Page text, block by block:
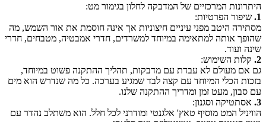
היתרונות המרכזיים של המדבקה לחלון בגימור מט:
1. שיפור הפרטיות:
מסתירה היטב מפני עיניים חיצוניות אך אינה חוסמת את אור השמש, מה
שהופך אותה למתאימה במיוחד למשרדים, חדרי אמבטיה, מטבחים, חדרי
שינה ועוד.
2. קלות השימוש:
גם אם מעולם לא עבדת עם מדבקות, תהליך ההתקנה פשוט במיוחד,
בזכות הכלי המיוחד עם קצה לבד שמגיע בערכה. כל מה שנדרש הוא מים
עם סבון, מעט זמן ומדריך ההתקנה שלנו.
3. אסתטיקה וסגנון:
הוויניל המט מוסיף טאץ' אלגנטי ומודרני לכל חלל. הוא משתלב נהדר עם